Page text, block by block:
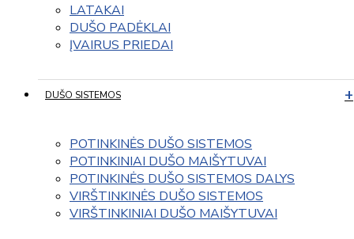
LATAKAI
DUŠO PADĖKLAI
ĮVAIRUS PRIEDAI
DUŠO SISTEMOS
POTINKINĖS DUŠO SISTEMOS
POTINKINIAI DUŠO MAIŠYTUVAI
POTINKINĖS DUŠO SISTEMOS DALYS
VIRŠTINKINĖS DUŠO SISTEMOS
VIRŠTINKINIAI DUŠO MAIŠYTUVAI